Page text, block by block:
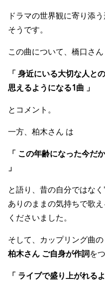
ドラマの世界観に寄り添
そうです。
この曲について、橋口さん
「 身近にいる大切な人と
思えるようになる1曲 」
とコメント。
一方、柏木さん は
「 この年齢になった今だ
」
と語り、昔の自分ではな
ありのままの気持ちで歌
くださいました。
そして、カップリング曲の
柏木さん ご自身が作詞を
「 ライブで盛り上がれる